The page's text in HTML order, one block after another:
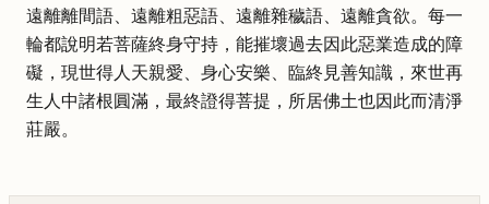
遠離離間語、遠離粗惡語、遠離雜穢語、遠離貪欲。每一
輪都說明若菩薩終身守持，能摧壞過去因此惡業造成的障
礙，現世得人天親愛、身心安樂、臨終見善知識，來世再
生人中諸根圓滿，最終證得菩提，所居佛土也因此而清淨
莊嚴。